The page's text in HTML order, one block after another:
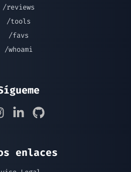
/reviews
/tools
/favs
/whoami
enlaces